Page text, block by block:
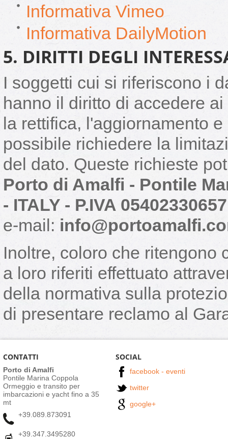
Informativa Vimeo
Informativa DailyMotion
5. DIRITTI DEGLI
I soggetti cui si riferiscono i
hanno il diritto di accedere
la rettifica, l'aggiornamento
possibile richiedere la
del dato. Queste richieste
Porto di Amalfi - Pontile
- ITALY - P.IVA 05402330657
e-mail:
Inoltre, coloro che ritengono
a loro riferiti effettuato
della normativa sulla
di presentare reclamo al
CONTATTI
Porto di Amalfi
Pontile Marina Coppola
Ormeggio e transito per
imbarcazioni e yacht fino a 35
mt
+39.089.873091
+39.347.3495280
SOCIAL
facebook - eventi
twitter
google+